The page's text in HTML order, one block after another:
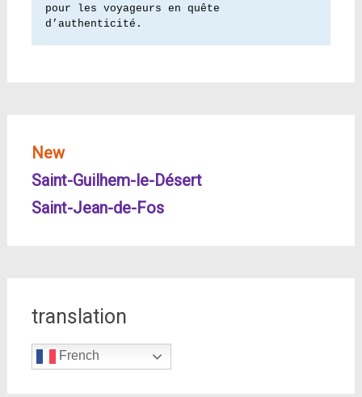
pour les voyageurs en quête
d’authenticité.
New
Saint-Guilhem-le-Désert
Saint-Jean-de-Fos
translation
French